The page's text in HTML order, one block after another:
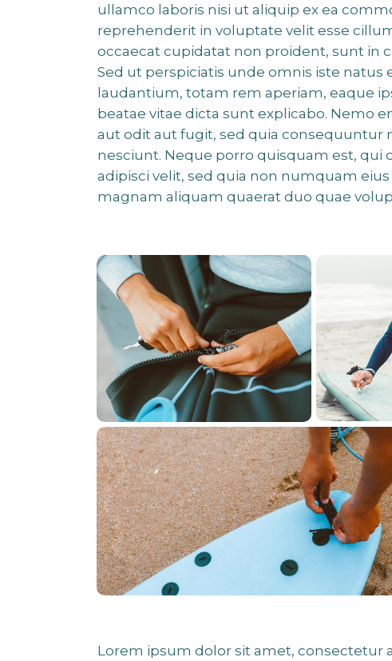
ullamco laboris nisi ut aliquip ex ea
reprehenderit in voluptate velit esse
occaecat cupidatat non proident, sunt in
Sed ut perspiciatis unde omnis iste
laudantium, totam rem aperiam, eaque
beatae vitae dicta sunt explicabo. Nemo
aut odit aut fugit, sed quia consequuntur
nesciunt. Neque porro quisquam est,
adipisci velit, sed quia non numquam
magnam aliquam quaerat duo quae
Lorem ipsum dolor sit amet,